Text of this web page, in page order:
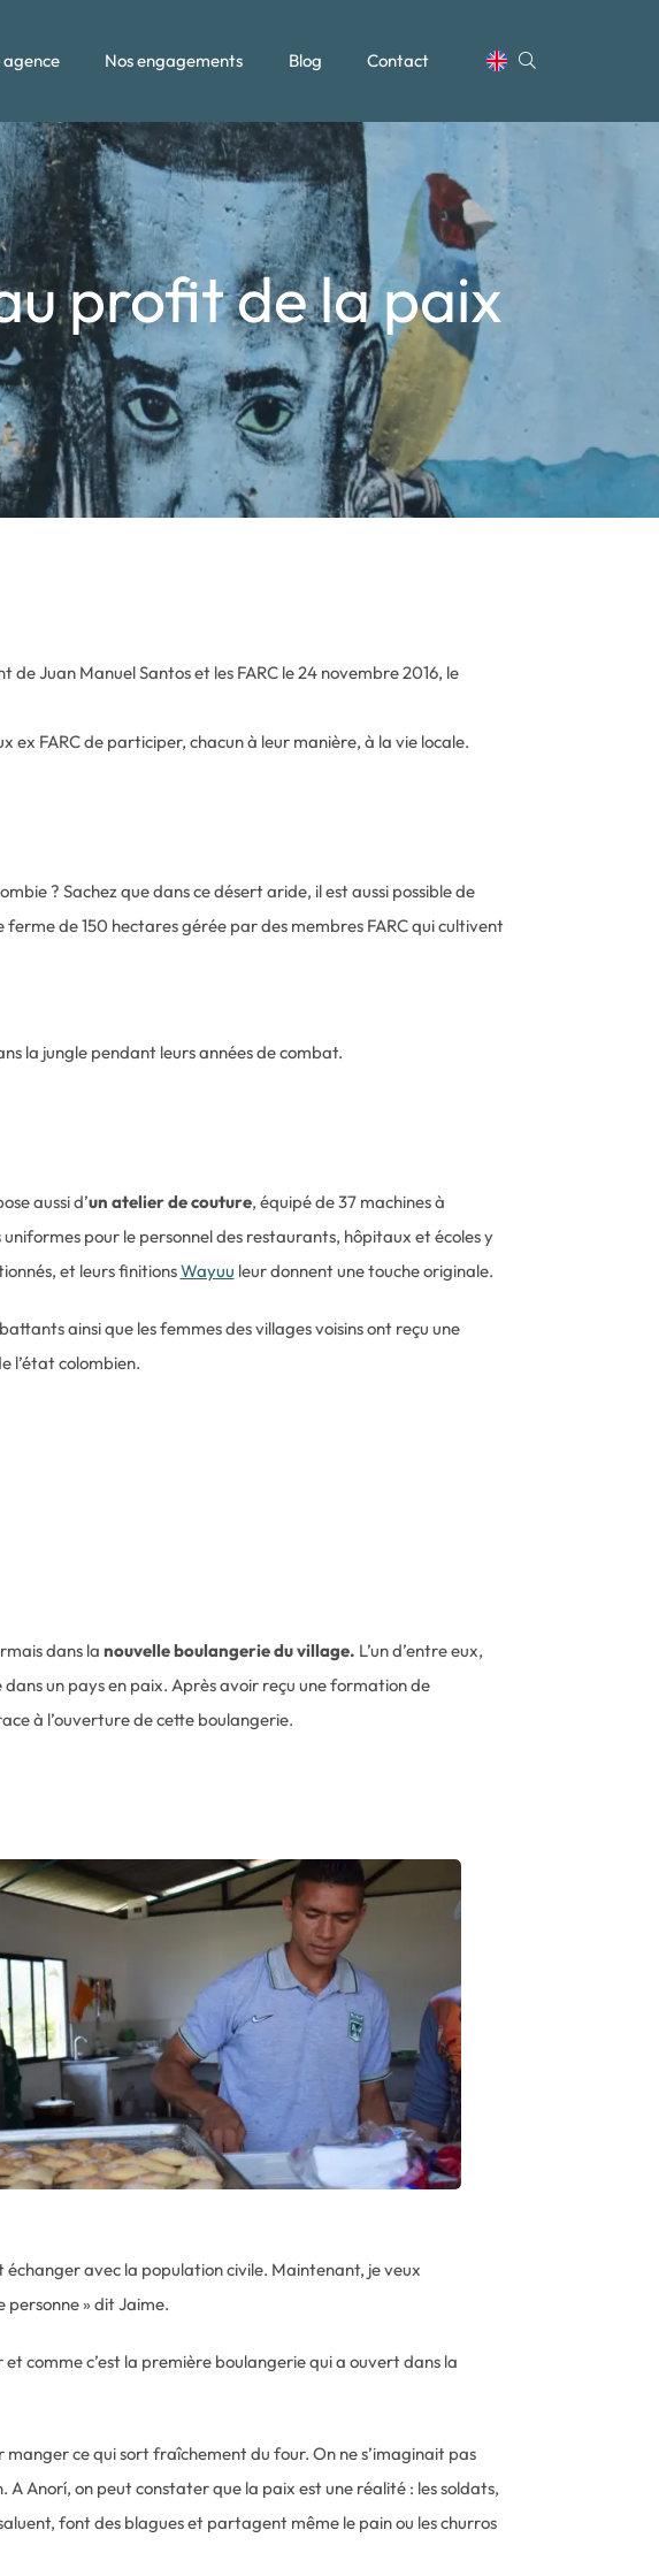
Nos engagements Blog Contact
profit de la paix
Juan Manuel Santos et les FARC le 24 novembre 2016, le
FARC de participer, chacun à leur manière, à la vie locale.
? Sachez que dans ce désert aride, il est aussi possible de
ferme de 150 hectares gérée par des membres FARC qui cultivent
la jungle pendant leurs années de combat.
aussi d’un atelier de couture, équipé de 37 machines à
uniformes pour le personnel des restaurants, hôpitaux et écoles y
et leurs finitionsWayuu leur donnent une touche originale.
ainsi que les femmes des villages voisins ont reçu une
l’état colombien.
dans lanouvelle boulangerie du village. L’un d’entre eux,
un pays en paix. Après avoir reçu une formation de
à l’ouverture de cette boulangerie.
échanger avec la population civile. Maintenant, je veux
personne » dit Jaime.
comme c’est la première boulangerie qui a ouvert dans la
ce qui sort fraîchement du four. On ne s’imaginait pas
Anorí, on peut constater que la paix est une réalité : les soldats,
font des blagues et partagent même le pain ou les churros